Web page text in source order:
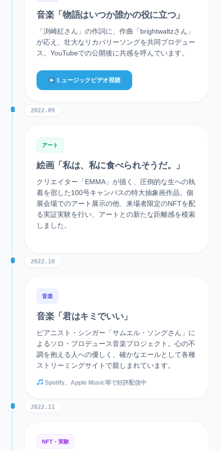
音楽「物語はいつか誰かの役に立つ」
「渕崎紅さん」の作詞に、作曲「brightwaltzさん」
が応え、壮大なリカバリーソングを共同プロデュー
ス。YouTubeでの公開後に共感を呼んでいます。
ミュージックビデオ視聴
2022.09
アート
絵画「私は、私に食べられそうだ。」
クリエイター「EMMA」が描く、圧倒的な生への執
着を宿した100号キャンバスの特大抽象画作品。個
展会場でのアート展示の他、来場者限定のNFTを配
る実証実験を行い、アートとの新たな距離感を模索
しました。
2022.10
音楽
音楽「君はキミでいい」
ピアニスト・シンガー「サムエル・ソングさん」に
よるソロ・プロデュース音楽プロジェクト。心の不
調を抱える人への優しく、確かなエールとして各種
ストリーミングサイトで親しまれています。
Spotify、Apple Music等で好評配信中
2022.11
NFT・実験